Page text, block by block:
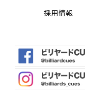
採用情報